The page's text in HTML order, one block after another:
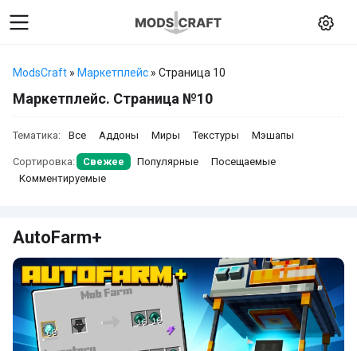
ModsCraft » Маркетплейс » Страница 10
Маркетплейс. Страница №10
Тематика: Все Аддоны Миры Текстуры Мэшапы
Сортировка: Свежее Популярные
Посещаемые
Комментируемые
AutoFarm+